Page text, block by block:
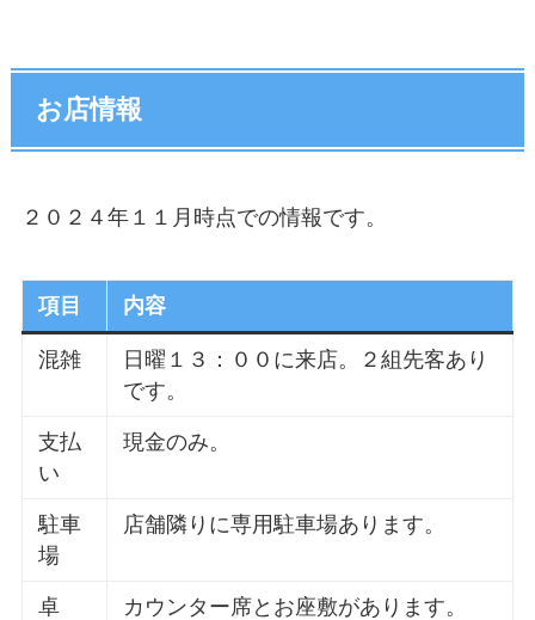
お店情報
２０２４年１１月時点での情報です。
項目 内容
混雑
日曜１３：００に来店。２組先客あり
です。
支払
い
現金のみ。
駐車
場
店舗隣りに専用駐車場あります。
卓 カウンター席とお座敷があります。